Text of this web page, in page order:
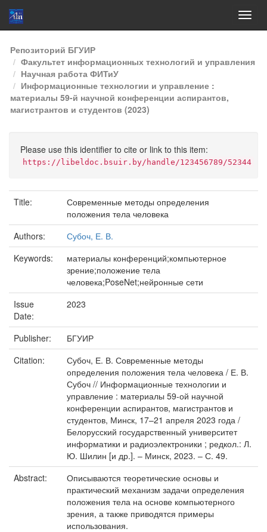
Skip
navigation
Репозиторий БГУИР
Факультет информационных технологий и управления
Научная работа ФИТиУ
Информационные технологии и управление :
материалы 59-й научной конференции аспирантов,
магистрантов и студентов (2023)
Please use this identifier to cite or link to this item:
https://libeldoc.bsuir.by/handle/123456789/52344
Title:
Современные методы определения
положения тела человека
Authors:
Субоч, Е. В.
Keywords:
материалы конференций;компьютерное
зрение;положение тела
человека;PoseNet;нейронные сети
Issue
Date:
2023
Publisher:
БГУИР
Citation:
Субоч, Е. В. Современные методы
определения положения тела человека / Е. В.
Субоч // Информационные технологии и
управление : материалы 59-ой научной
конференции аспирантов, магистрантов и
студентов, Минск, 17–21 апреля 2023 года /
Белорусский государственный университет
информатики и радиоэлектроники ; редкол.: Л.
Ю. Шилин [и др.]. – Минск, 2023. – С. 49.
Abstract:
Описываются теоретические основы и
практический механизм задачи определения
положения тела на основе компьютерного
зрения, а также приводятся примеры
использования.